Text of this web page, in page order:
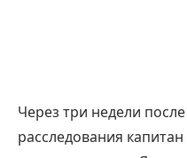
Через три недели
расследования